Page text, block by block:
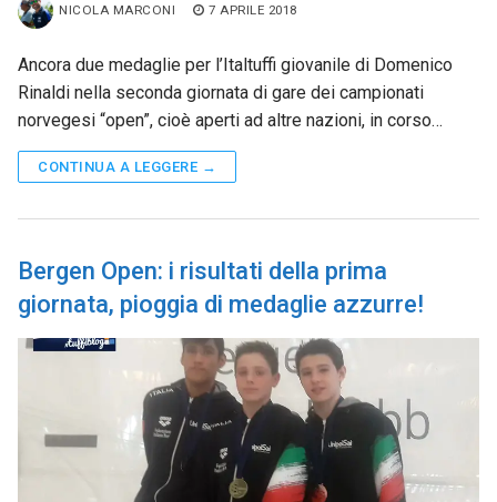
NICOLA MARCONI 7 APRILE 2018
Ancora due medaglie per l’Italtuffi giovanile di Domenico
Rinaldi nella seconda giornata di gare dei campionati
norvegesi “open”, cioè aperti ad altre nazioni, in corso…
CONTINUA A LEGGERE →
Bergen Open: i risultati della prima
giornata, pioggia di medaglie azzurre!